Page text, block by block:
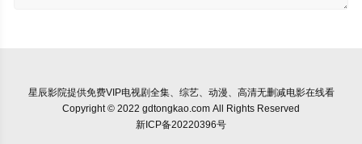
星辰影院提供免费VIP电视剧全集、综艺、动漫、高清无删减电影在线看
Copyright © 2022 gdtongkao.com All Rights Reserved
新ICP备20220396号